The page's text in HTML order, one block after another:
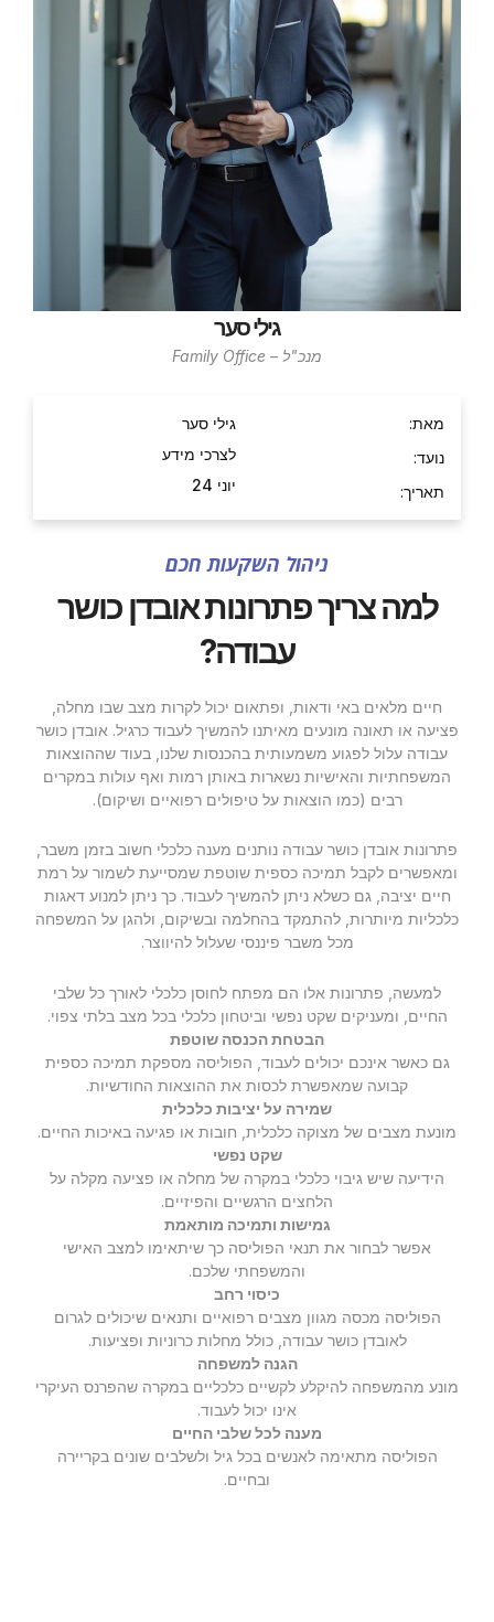
גילי סער
מנכ"ל – Family Office
מאת:
נועד:
תאריך:
גילי סער
לצרכי מידע
יוני 24
ניהול השקעות חכם
למה צריך פתרונות אובדן כושר
עבודה?
חיים מלאים באי ודאות, ופתאום יכול לקרות מצב שבו מחלה,
פציעה או תאונה מונעים מאיתנו להמשיך לעבוד כרגיל. אובדן כושר
עבודה עלול לפגוע משמעותית בהכנסות שלנו, בעוד שההוצאות
המשפחתיות והאישיות נשארות באותן רמות ואף עולות במקרים
רבים (כמו הוצאות על טיפולים רפואיים ושיקום).
פתרונות אובדן כושר עבודה נותנים מענה כלכלי חשוב בזמן משבר,
ומאפשרים לקבל תמיכה כספית שוטפת שמסייעת לשמור על רמת
חיים יציבה, גם כשלא ניתן להמשיך לעבוד. כך ניתן למנוע דאגות
כלכליות מיותרות, להתמקד בהחלמה ובשיקום, ולהגן על המשפחה
מכל משבר פיננסי שעלול להיווצר.
למעשה, פתרונות אלו הם מפתח לחוסן כלכלי לאורך כל שלבי
החיים, ומעניקים שקט נפשי וביטחון כלכלי בכל מצב בלתי צפוי.
הבטחת הכנסה שוטפת
גם כאשר אינכם יכולים לעבוד, הפוליסה מספקת תמיכה כספית
קבועה שמאפשרת לכסות את ההוצאות החודשיות.
שמירה על יציבות כלכלית
מונעת מצבים של מצוקה כלכלית, חובות או פגיעה באיכות החיים.
שקט נפשי
הידיעה שיש גיבוי כלכלי במקרה של מחלה או פציעה מקלה על
הלחצים הרגשיים והפיזיים.
גמישות ותמיכה מותאמת
אפשר לבחור את תנאי הפוליסה כך שיתאימו למצב האישי
והמשפחתי שלכם.
כיסוי רחב
הפוליסה מכסה מגוון מצבים רפואיים ותנאים שיכולים לגרום
לאובדן כושר עבודה, כולל מחלות כרוניות ופציעות.
הגנה למשפחה
מונע מהמשפחה להיקלע לקשיים כלכליים במקרה שהפרנס העיקרי
אינו יכול לעבוד.
מענה לכל שלבי החיים
הפוליסה מתאימה לאנשים בכל גיל ולשלבים שונים בקריירה
ובחיים.